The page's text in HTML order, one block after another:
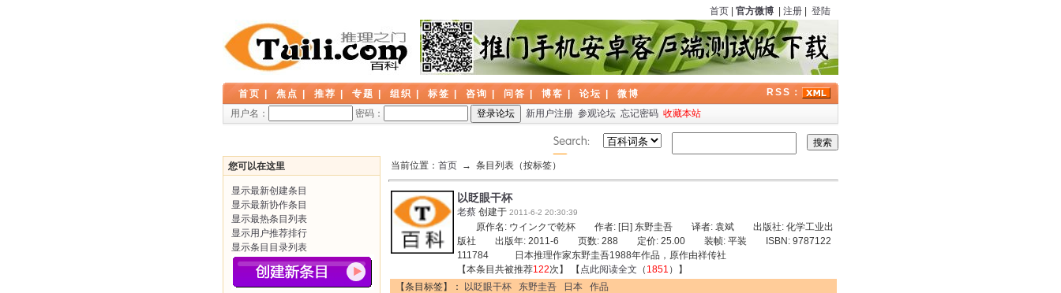
首页 官方微博 注册 登陆
首页 焦点 推荐 专题 组织 标签 咨询 问答 博客 论坛 微博
RSS：
用户名：
密码： 新用户注册 参观论坛 忘记密码 收藏本站
您可以在这里
显示最新创建条目
显示最新协作条目
显示最热条目列表
显示用户推荐排行
显示条目目录列表
当前位置： 首页 → 条目列表（按标签）
以眨眼干杯
老蔡 创建于 2011-6-2 20:30:39
原作名: ウインクで乾杯 作者: [日] 东野圭吾 译者: 袁斌 出版社: 化学工业出
版社 出版年: 2011-6 页数: 288 定价: 25.00 装帧: 平装 ISBN: 9787122
111784 日本推理作家东野圭吾1988年作品，原作由祥传社
【本条目共被推荐122次】 【 点此阅读全文 （ 1851 ）】
【条目标签】：
以眨眼干杯 东野圭吾 日本
作品